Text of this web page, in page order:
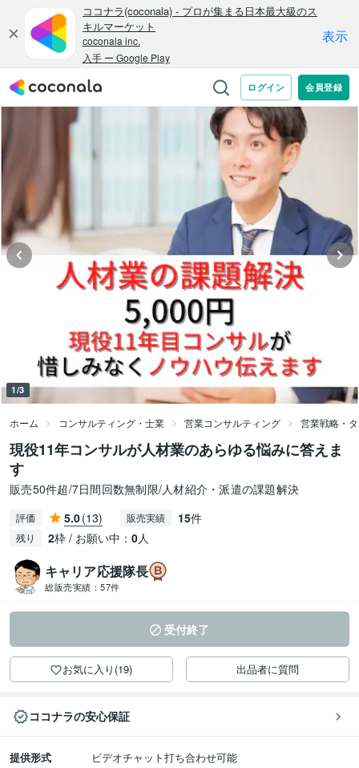
1/3
ホーム コンサルティング・士業 営業コンサルティング 営業戦略・
現役11年コンサルが人材業のあらゆる悩みに答えま
す
販売50件超/7日間回数無制限/人材紹介・派遣の課題解決
評価 5.0(13) 販売実績 15件
残り 2枠 / お願い中： 0人
キャリア応援隊長
総販売実績： 57件
受付終了
お気に入り(19) 出品者に質問
ココナラの安心保証
提供形式
ビデオチャット打ち合わせ可能